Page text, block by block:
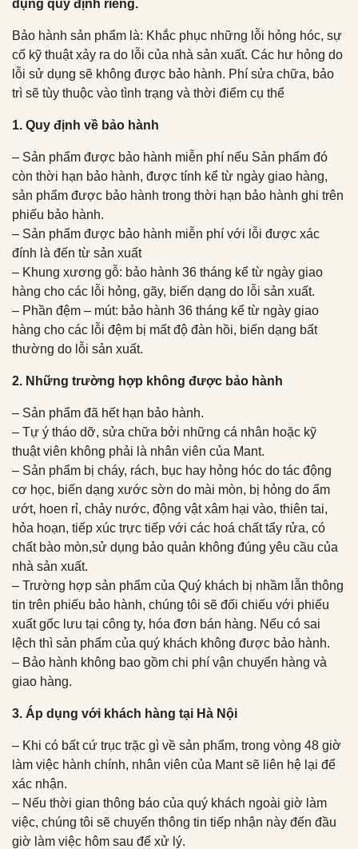
dụng quy định riêng.
Bảo hành sản phẩm là: Khắc phục những lỗi hỏng hóc, sự
cố kỹ thuật xảy ra do lỗi của nhà sản xuất. Các hư hỏng do
lỗi sử dụng sẽ không được bảo hành. Phí sửa chữa, bảo
trì sẽ tùy thuộc vào tình trạng và thời điểm cụ thể
1. Quy định về bảo hành
– Sản phẩm được bảo hành miễn phí nếu Sản phẩm đó
còn thời hạn bảo hành, được tính kể từ ngày giao hàng,
sản phẩm được bảo hành trong thời hạn bảo hành ghi trên
phiếu bảo hành.
– Sản phẩm được bảo hành miễn phí với lỗi được xác
đính là đến từ sản xuất
– Khung xương gỗ: bảo hành 36 tháng kể từ ngày giao
hàng cho các lỗi hỏng, gãy, biến dạng do lỗi sản xuất.
– Phần đệm – mút: bảo hành 36 tháng kể từ ngày giao
hàng cho các lỗi đệm bị mất độ đàn hồi, biến dạng bất
thường do lỗi sản xuất.
2. Những trường hợp không được bảo hành
– Sản phẩm đã hết hạn bảo hành.
– Tự ý tháo dỡ, sửa chữa bởi những cá nhân hoặc kỹ
thuật viên không phải là nhân viên của Mant.
– Sản phẩm bị cháy, rách, bục hay hỏng hóc do tác động
cơ học, biến dạng xước sờn do mài mòn, bị hỏng do ẩm
ướt, hoen rỉ, chảy nước, động vật xâm hại vào, thiên tai,
hỏa hoạn, tiếp xúc trực tiếp với các hoá chất tẩy rửa, có
chất bào mòn,sử dụng bảo quản không đúng yêu cầu của
nhà sản xuất.
– Trường hợp sản phẩm của Quý khách bị nhầm lẫn thông
tin trên phiếu bảo hành, chúng tôi sẽ đối chiếu với phiếu
xuất gốc lưu tại công ty, hóa đơn bán hàng. Nếu có sai
lệch thì sản phẩm của quý khách không được bảo hành.
– Bảo hành không bao gồm chi phí vận chuyển hàng và
giao hàng.
3. Áp dụng với khách hàng tại Hà Nội
– Khi có bất cứ trục trặc gì về sản phẩm, trong vòng 48 giờ
làm việc hành chính, nhân viên của Mant sẽ liên hệ lại để
xác nhận.
– Nếu thời gian thông báo của quý khách ngoài giờ làm
việc, chúng tôi sẽ chuyển thông tin tiếp nhận này đến đầu
giờ làm việc hôm sau để xử lý.